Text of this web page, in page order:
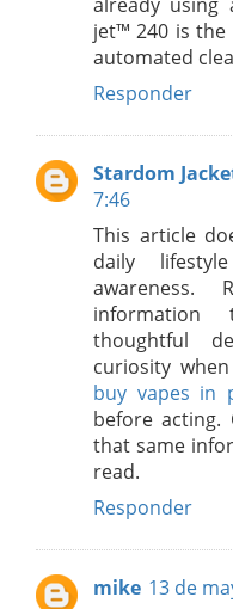
jet™ 240 is
automated
Responder
Stardom
7:46
This article
daily
awareness.
thoughtful
curiosity
buy vapes in
before acting.
that same
read.
Responder
mike 13 de